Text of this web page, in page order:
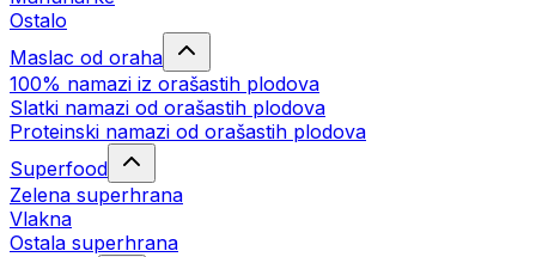
Ostalo
Maslac od oraha
100% namazi iz orašastih plodova
Slatki namazi od orašastih plodova
Proteinski namazi od orašastih plodova
Superfood
Zelena superhrana
Vlakna
Ostala superhrana